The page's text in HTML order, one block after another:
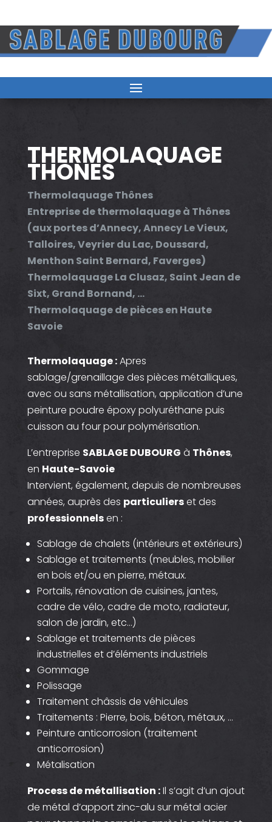
THERMOLAQUAGE
THONES
Thermolaquage Thônes
Entreprise de thermolaquage à Thônes
(aux portes d’Annecy, Annecy Le Vieux,
Talloires, Veyrier du Lac, Doussard,
Menthon Saint Bernard, Faverges)
Thermolaquage La Clusaz, Saint Jean de
Sixt, Grand Bornand, …
Thermolaquage de pièces en Haute
Savoie
Thermolaquage :Apres
sablage/grenaillage des pièces métalliques,
avec ou sans métallisation, application d’une
peinture poudre époxy polyuréthane puis
cuisson au four pour polymérisation.
L’entreprise SABLAGE DUBOURG à Thônes,
en Haute-Savoie
Intervient, également, depuis de nombreuses
années, auprès des particulierset des
professionnelsen :
Sablage de chalets (intérieurs et extérieurs)
Sablage et traitements (meubles, mobilier
en bois et/ou en pierre, métaux.
Portails, rénovation de cuisines, jantes,
cadre de vélo, cadre de moto, radiateur,
salon de jardin, etc…)
Sablage et traitements de pièces
industrielles et d’éléments industriels
Gommage
Polissage
Traitement châssis de véhicules
Traitements : Pierre, bois, béton, métaux, …
Peinture anticorrosion (traitement
anticorrosion)
Métalisation
Process de métallisation :Il s’agit d’un ajout
de métal d’apport zinc-alu sur métal acier